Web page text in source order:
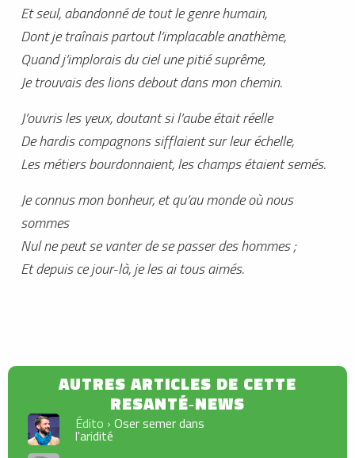
Et seul, abandonné de tout le genre humain,
Dont je traînais partout l’implacable anathème,
Quand j’implorais du ciel une pitié suprême,
Je trouvais des lions debout dans mon chemin.
J’ouvris les yeux, doutant si l’aube était réelle
De hardis compagnons sifflaient sur leur échelle,
Les métiers bourdonnaient, les champs étaient semés.
Je connus mon bonheur, et qu’au monde où nous
sommes
Nul ne peut se vanter de se passer des hommes ;
Et depuis ce jour-là, je les ai tous aimés.
Édito › Oser semer dans
l'aridité